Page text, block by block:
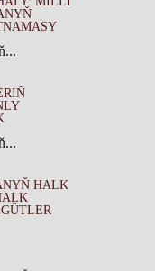
HALK